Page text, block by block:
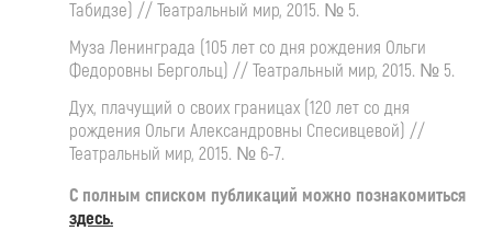
Табидзе) // Театральный мир, 2015. № 5.
Муза Ленинграда (105 лет со дня рождения Ольги
Федоровны Бергольц) // Театральный мир, 2015. № 5.
Дух, плачущий о своих границах (120 лет со дня
рождения Ольги Александровны Спесивцевой) //
Театральный мир, 2015. № 6-7.
С полным списком публикаций можно познакомиться
здесь.